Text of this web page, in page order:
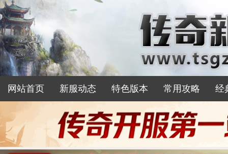
网站首页 新服动态 特色版本 常用攻略 经